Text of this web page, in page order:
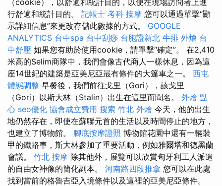
（cookie），以舒適和統計目的，以便在現場訪問者上進
行舒適和統計目的。 記帳士 考科 按摩 您可以通過單擊“顯
示詳細信息”來更改存儲此數據的方式。 GOOGLE
ANALYTICS 台中spa 台中刮痧 台胞證新北 牛排 外燴 台
中舒壓 如果您有助於使用cookie，請單擊“確定”。 在2,410
米高的Selim商隊中，我們會像古代商人一樣休息，因為這
座14世紀的建築是亞美尼亞最有條件的大篷車之一。 西屯
體態調整 早餐後，我們前往戈里（Gori），該戈里
（Gori）以斯大林（Stalin）出生在這里而聞名。 外燴 點
心 seo優化 協會成立費用 搜索 竹北 外燴 今天，他的出生
地仍然存在，即使在蘇聯元首的生活以及時間停止的地方，
也建立了博物館。 腳底按摩證照 博物館花園中還有一輛裝
甲的鐵路車，斯大林參加了重要活動，例如雅爾塔和德黑蘭
會議。 竹北 按摩 除其他外，展覽可以欣賞匈牙利工人派遣
的自由女神像的簡化副本。 河南路四段推拿 您可以在此處
找到當前的格魯吉亞入境條件以及這裡的亞美尼亞條件。